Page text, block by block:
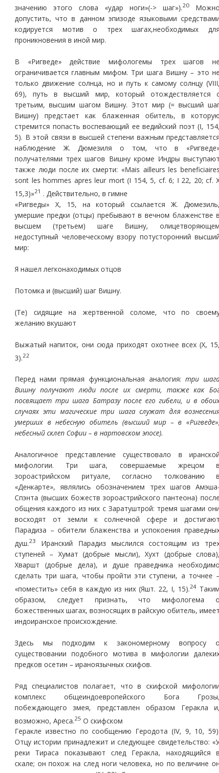
значению этого слова «удар ноги»(-> шаг»).20
допустить, что в данном эпизоде языковыми
кодируется мотив о трех шагах,необходимых
проникновения в иной мир.
В «Ригведе» действие мифологемы трех шагов
ограничивается главным мифом. Три шага Вишну – это
только движение солнца, но и путь к самому солнцу
69), путь в высший мир, который отождествляется
третьим, высшим шагом Вишну. Этот мир (= высший
Вишну) предстает как блаженная обитель, в
стремится попасть воспевающий ее ведийский поэт (I,
5). В этой связи в высшей степени важным
наблюдение Ж. Дюмезиля о том, что в
получателями трех шагов Вишну кроме Индры
также люди после их смерти: «Mais ailleurs les
sont les hommes apres leur mort (I 154, 5, cf. 6; I 22, 20; cf.
15,3)»21 . Действительно, в гимне
«Ригведы» Х, 15, на который ссылается Ж.
умершие предки (отцы) пребывают в вечном блаженстве
высшем (третьем) шаге Вишну,
недоступный человеческому взору потусторонний
мир:
Я нашел легконаходимых отцов
Потомка и (высший) шаг Вишну.
(Те) сидящие на жертвенной соломе, что по
желанию вкушают
Выжатый напиток, они сюда приходят охотнее всех (Х,
3).22
Перед нами прямая функциональная аналогия:три
Вишну получают люди после их смерти, также как
посвящает три шага Батразу после его гибели, и в
случаях эти магические три шага служат для
умерших в небесную обитель (высший мир – в
небесный склеп Софии – в нартовском эпосе).
Аналогичное представление существовало в
мифологии. Три шага, совершаемые жрецом
зороастрийском ритуале, согласно толкованию
«Денкарте», являлись обозначением трех шагов
Спэнта (высших божеств зороастрийского пантеона)
общения каждого из них с Заратуштрой: тремя шагами
восходят от земли к солнечной сфере и
Парадиза – обители блаженства и успокоения
душ.23
Иранский Парадиз мыслился состоящим из
ступеней – Хумат (добрые мысли), Хухт (добрые
Хваршт (добрые дела), и душе праведника
сделать три шага, чтобы пройти эти ступени, а точнее
«поместить» себя в каждую из них (Яшт. 22, I, 15).24
образом, следует признать, что мифологема
божественных шагах, возносящих в райскую обитель,
индоиранское происхождение.
Здесь мы подходим к закономерному вопросу
существовании подобного мотива в мифологии
предков осетин – ираноязычных скифов.
Ряд специалистов полагает, что в скифской
комплекс общеиндоевропейского Бога
побеждающего змея, представлен образом Геракла
возможно, Ареса.25 О скифском
Геракле известно по сообщению Геродота (IV, 9, 10,
Отцу истории принадлежит и следующее свидетельство:
реки Тираса показывают след Геракла, находящийся
скале; он похож на след ноги человека, но по величине